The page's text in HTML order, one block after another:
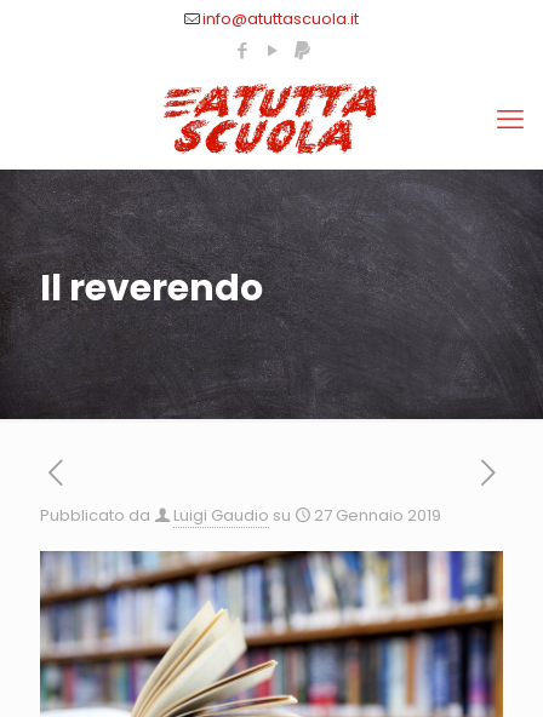
info@atuttascuola.it
Il reverendo
Pubblicato da Luigi Gaudio su 27 Gennaio 2019